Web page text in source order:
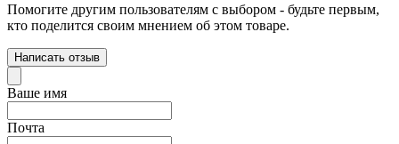
Помогите другим пользователям с выбором - будьте первым,
кто поделится своим мнением об этом товаре.
Написать отзыв
Ваше имя
Почта